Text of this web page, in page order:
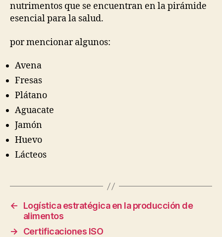
nutrimentos que se encuentran en la pirámide
esencial para la salud.
por mencionar algunos:
Avena
Fresas
Plátano
Aguacate
Jamón
Huevo
Lácteos
←
Logística estratégica en la producción de
alimentos
→
Certificaciones ISO